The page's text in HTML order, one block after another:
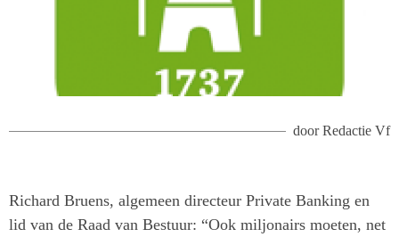
doorRedactie Vf
Richard Bruens, algemeen directeur Private Banking en
lid van de Raad van Bestuur: “Ook miljonairs moeten, net